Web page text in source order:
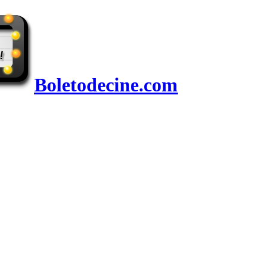
Boletodecine.com